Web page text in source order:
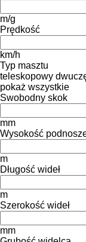
m/g
Prędkość
km/h
Typ masztu
teleskopowy
pokaż wszystkie
Swobodny skok
mm
Wysokość
m
Długość wideł
m
Szerokość wideł
mm